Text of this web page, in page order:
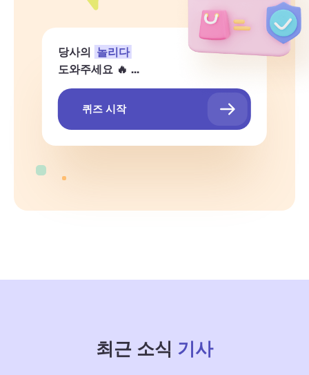
더 보기
스타트 Shopify 공판
소개
당사의 놀리다
도와주세요 🔥 ...
퀴즈 시작
최근 소식 기사